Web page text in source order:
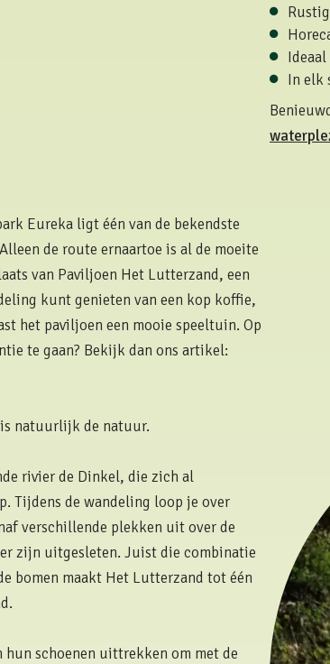
In elk
Eureka ligt één van de bekendste
de route ernaartoe is al de moeite
van Paviljoen Het Lutterzand, een
kunt genieten van een kop koffie,
het paviljoen een mooie speeltuin. Op
te gaan? Bekijk dan ons artikel:
is natuurlijk de natuur.
rivier de Dinkel, die zich al
Tijdens de wandeling loop je over
verschillende plekken uit over de
zijn uitgesleten. Juist die combinatie
bomen maakt Het Lutterzand tot één
hun schoenen uittrekken om met de